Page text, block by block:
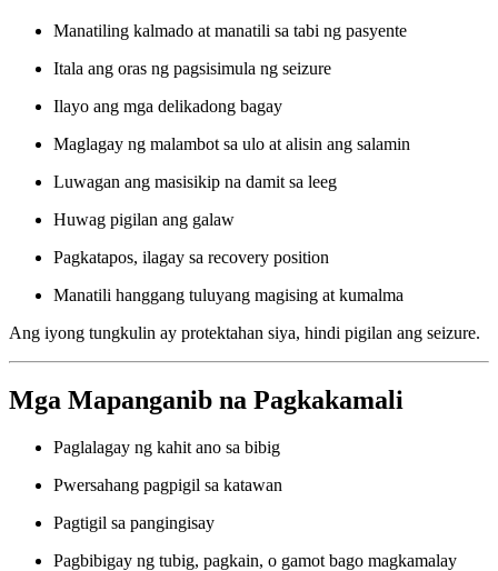
Manatiling kalmado at manatili sa tabi ng pasyente
Itala ang oras ng pagsisimula ng seizure
Ilayo ang mga delikadong bagay
Maglagay ng malambot sa ulo at alisin ang salamin
Luwagan ang masisikip na damit sa leeg
Huwag pigilan ang galaw
Pagkatapos, ilagay sa recovery position
Manatili hanggang tuluyang magising at kumalma
Ang iyong tungkulin ay protektahan siya, hindi pigilan ang seizure.
Mga Mapanganib na Pagkakamali
Paglalagay ng kahit ano sa bibig
Pwersahang pagpigil sa katawan
Pagtigil sa pangingisay
Pagbibigay ng tubig, pagkain, o gamot bago magkamalay